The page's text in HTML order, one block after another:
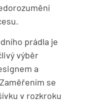
prádla je
výběr
a
se
v rozkroku